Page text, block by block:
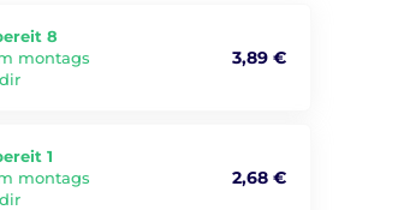
8
montags
3,89 €
1
montags
2,68 €